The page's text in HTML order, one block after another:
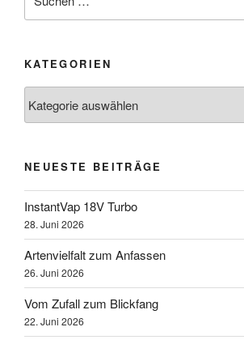
nach:
KATEGORIEN
NEUESTE BEITRÄGE
InstantVap 18V Turbo
28. Juni 2026
Artenvielfalt zum Anfassen
26. Juni 2026
Vom Zufall zum Blickfang
22. Juni 2026